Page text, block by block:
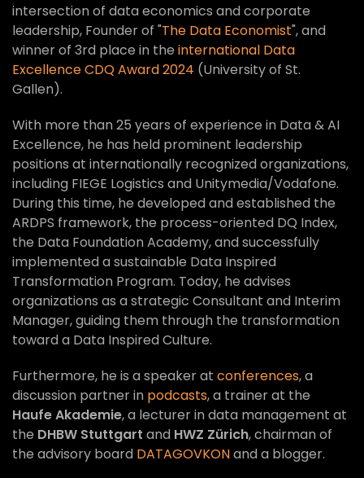
intersection of data economics and corporate
leadership, Founder of "The Data Economist", and
winner of 3rd place in the international Data
Excellence CDQ Award 2024 (University of St.
Gallen).
With more than 25 years of experience in Data & AI
Excellence, he has held prominent leadership
positions at internationally recognized organizations,
including FIEGE Logistics and Unitymedia/Vodafone.
During this time, he developed and established the
ARDPS framework, the process-oriented DQ Index,
the Data Foundation Academy, and successfully
implemented a sustainable Data Inspired
Transformation Program. Today, he advises
organizations as a strategic Consultant and Interim
Manager, guiding them through the transformation
toward a Data Inspired Culture.
Furthermore, he is a speaker at conferences, a
discussion partner in podcasts, a trainer at the
Haufe Akademie, a lecturer in data management at
the DHBW Stuttgart and HWZ Zürich, chairman of
the advisory board DATAGOVKONand a blogger.